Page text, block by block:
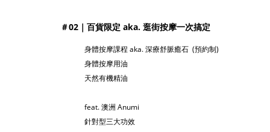
＃02｜百貨限定 aka. 逛街按摩一次搞定
身體按摩課程 aka. 深療舒脈癒石 (預約制)
身體按摩用油
天然有機精油
feat. 澳洲 Anumi
針對型三大功效